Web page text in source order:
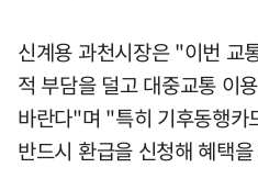
신계용 과천시장은 "이번 교
적 부담을 덜고 대중교통 이
바란다"며 "특히 기후동행카
반드시 환급을 신청해 혜택